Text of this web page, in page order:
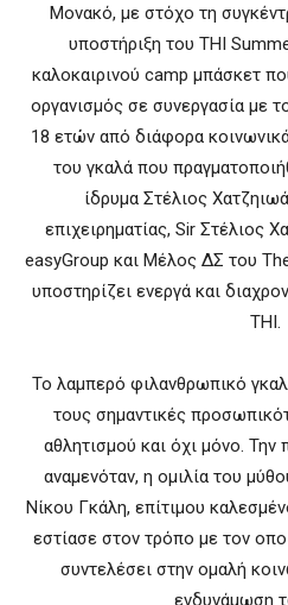
Μονακό, με στόχο τη
υποστήριξη του THI
καλοκαιρινού camp μπάσκετ
οργανισμός σε συνεργασία με
18 ετών από διάφορα
του γκαλά που
ίδρυμα Στέλιος
επιχειρηματίας, Sir Στέλιος
easyGroup και Μέλος ΔΣ του
υποστηρίζει ενεργά και
ΤΗΙ.
Το λαμπερό φιλανθρωπικό
τους σημαντικές
αθλητισμού και όχι μόνο.
αναμενόταν, η ομιλία του
Νίκου Γκάλη, επίτιμου
εστίασε στον τρόπο με τον
συντελέσει στην ομαλή
ενδυνάμωση